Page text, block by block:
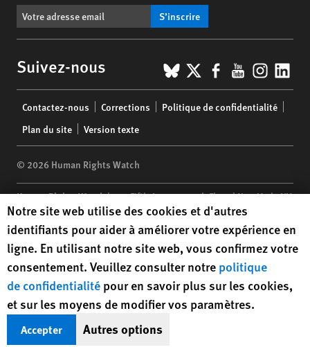
S’inscrire
Suivez-nous BlueSky
X Facebook
YouTube
menu
Contactez-nous Corrections
Politique de confidentialité
Plan du site
Version texte
© 2026 Human Rights Watch
Human Rights Watch| 350 Fifth Avenue, 34th Floor | New York,NY
10118-3299USA |t1.212.290.4700
Human Rights Watchis a 501(C)(3) nonprofit registered in the US
under EIN: 13-2875808
Human Rights Watch cookie preferences
Notre site web utilise des cookies et d'autres
identifiants pour aider à améliorer votre expérience en
ligne. En utilisant notre site web, vous confirmez votre
consentement. Veuillez consulter notre politique
de confidentialité pour en savoir plus sur les cookies,
et sur les moyens de modifier vos paramètres.
Accepter Autres options